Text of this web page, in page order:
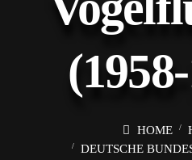
HOME
DEUTSCHE